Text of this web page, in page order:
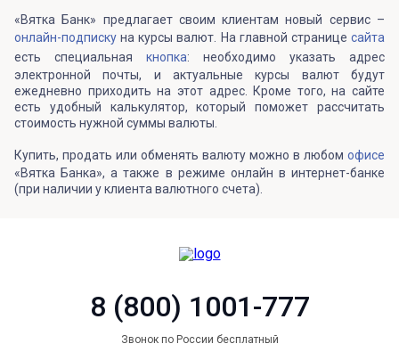
«Вятка Банк» предлагает своим клиентам новый сервис –
онлайн-подписку на курсы валют. На главной странице сайта
есть специальная кнопка: необходимо указать адрес
электронной почты, и актуальные курсы валют будут
ежедневно приходить на этот адрес. Кроме того, на сайте
есть удобный калькулятор, который поможет рассчитать
стоимость нужной суммы валюты.
Купить, продать или обменять валюту можно в любом офисе
«Вятка Банка», а также в режиме онлайн в интернет-банке
(при наличии у клиента валютного счета).
8 (800) 1001-777
Звонок по России бесплатный